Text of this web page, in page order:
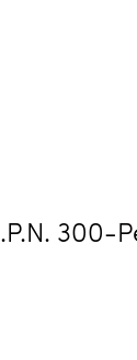
300-